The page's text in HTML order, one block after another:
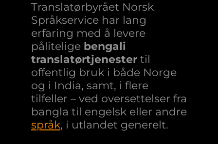
Translatørbyrået Norsk
Språkservice har lang
erfaring med å levere
pålitelige bengali
translatørtjenester til
offentlig bruk i både Norge
og i India, samt, i flere
tilfeller – ved oversettelser fra
bangla til engelsk eller andre
språk, i utlandet generelt.